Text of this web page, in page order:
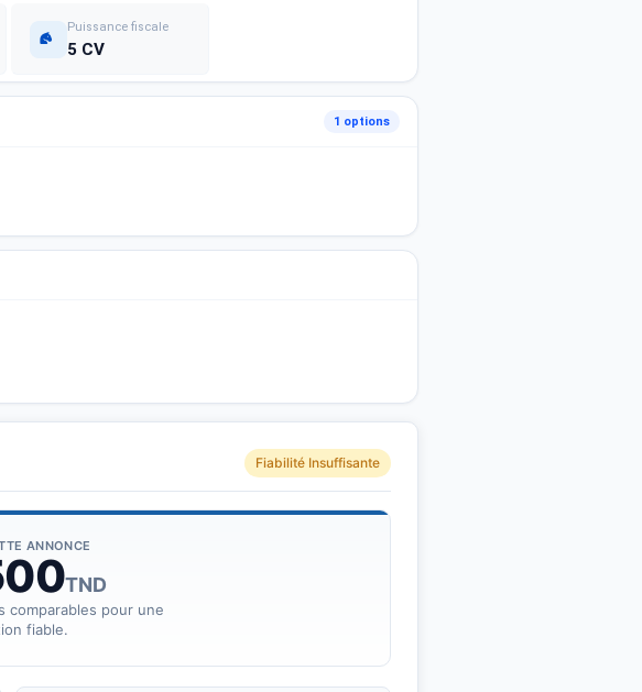
Puissance fiscale
5 CV
1 options
Fiabilité Insuffisante
ANNONCE
TND
comparables pour une
fiable.